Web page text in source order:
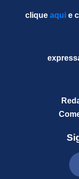
clique aquie